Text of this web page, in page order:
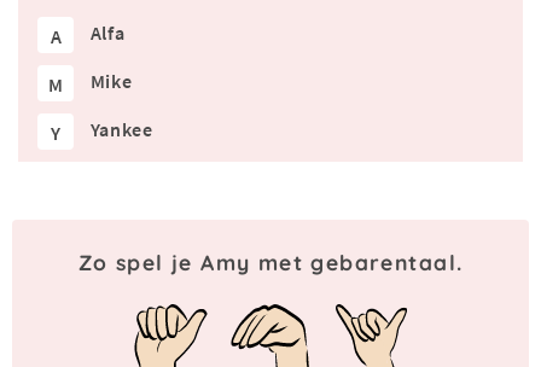
A Alfa
M Mike
Y Yankee
Zo spel je Amy met gebarentaal.